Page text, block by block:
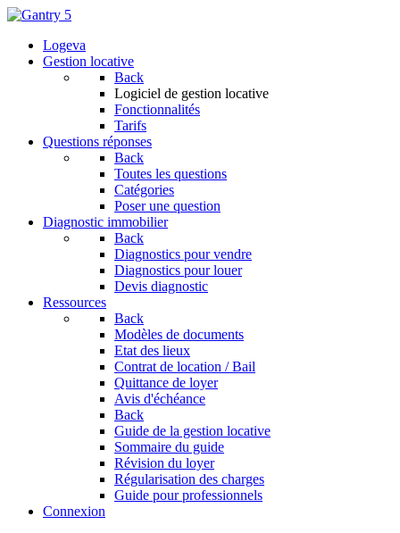
Logeva
Gestion locative
Back
Logiciel de gestion locative
Fonctionnalités
Tarifs
Questions réponses
Back
Toutes les questions
Catégories
Poser une question
Diagnostic immobilier
Back
Diagnostics pour vendre
Diagnostics pour louer
Devis diagnostic
Ressources
Back
Modèles de documents
Etat des lieux
Contrat de location / Bail
Quittance de loyer
Avis d'échéance
Back
Guide de la gestion locative
Sommaire du guide
Révision du loyer
Régularisation des charges
Guide pour professionnels
Connexion